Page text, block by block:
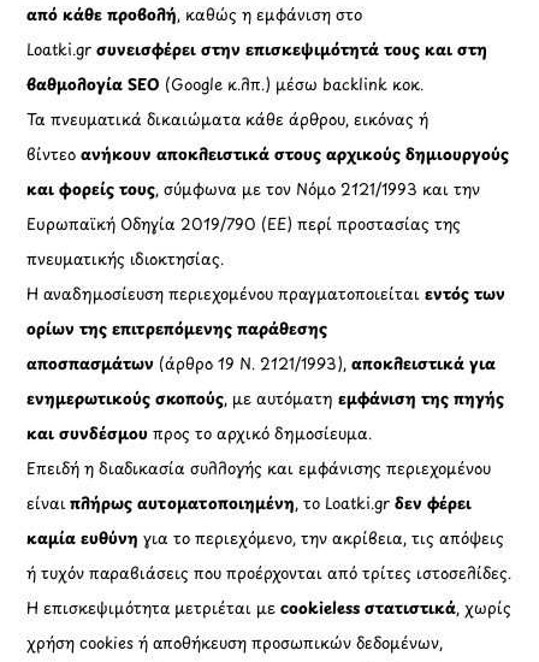
από κάθε προβολή, καθώς η εμφάνιση στο
Loatki.gr συνεισφέρει στην επισκεψιμότητά τους και στη
βαθμολογία SEO (Google κ.λπ.) μέσω backlink κοκ.
Τα πνευματικά δικαιώματα κάθε άρθρου, εικόνας ή
βίντεοανήκουν αποκλειστικά στους αρχικούς δημιουργούς
και φορείς τους, σύμφωνα με τον Νόμο 2121/1993 και την
Ευρωπαϊκή Οδηγία 2019/790 (ΕΕ) περί προστασίας της
πνευματικής ιδιοκτησίας.
Η αναδημοσίευση περιεχομένου πραγματοποιείταιεντός των
ορίων της επιτρεπόμενης παράθεσης
αποσπασμάτων (άρθρο 19 Ν. 2121/1993), αποκλειστικά για
ενημερωτικούς σκοπούς, με αυτόματηεμφάνιση της πηγής
και συνδέσμου προς το αρχικό δημοσίευμα.
Επειδή η διαδικασία συλλογής και εμφάνισης περιεχομένου
είναιπλήρως αυτοματοποιημένη, το Loatki.grδεν φέρει
καμία ευθύνη για το περιεχόμενο, την ακρίβεια, τις απόψεις
ή τυχόν παραβιάσεις που προέρχονται από τρίτες ιστοσελίδες.
Η επισκεψιμότητα μετριέται μεcookieless στατιστικά, χωρίς
χρήση cookies ή αποθήκευση προσωπικών δεδομένων,